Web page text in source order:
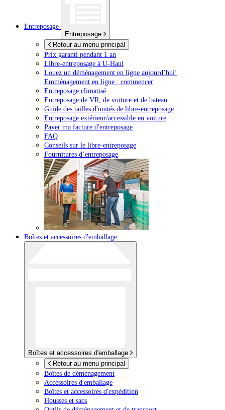
Entreposage
Entreposage
Retour au menu principal
Prix garanti pendant 1 an
Libre-entreposage à U-Haul
Louez un déménagement en ligne aujourd’hui!
Emménagement en ligne : commencer
Entreposage climatisé
Entreposage de VR, de voiture et de bateau
Guide des tailles d'unités de libre-entreposage
Entreposage extérieur/accessible en voiture
Payer ma facture d'entreposage
FAQ
Conseils sur le libre-entreposage
Fournitures d’entreposage
Boîtes et accessoires d'emballage
Boîtes et accessoires d'emballage
Retour au menu principal
Boîtes de déménagement
Accessoires d'emballage
Boîtes et accessoires d'expédition
Housses et sacs